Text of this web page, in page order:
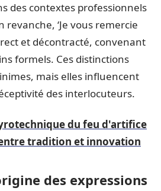
des contextes professionnels
revanche, ‘Je vous remercie
et décontracté, convenant
formels. Ces distinctions
mais elles influencent
des interlocuteurs.
du feu d'artifice
tradition et innovation
des expressions